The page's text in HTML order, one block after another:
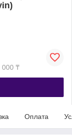
000 ₸
Оплата